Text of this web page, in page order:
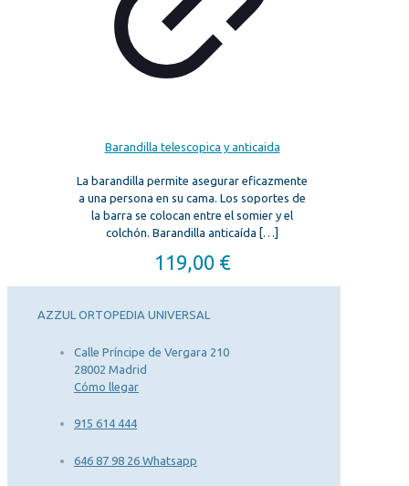
Barandilla telescopica y anticaida
La barandilla permite asegurar eficazmente
a una persona en su cama. Los soportes de
la barra se colocan entre el somier y el
colchón. Barandilla anticaída […]
119,00 €
AZZUL ORTOPEDIA UNIVERSAL
Calle Príncipe de Vergara 210
28002 Madrid
Cómo llegar
915 614 444
646 87 98 26 Whatsapp